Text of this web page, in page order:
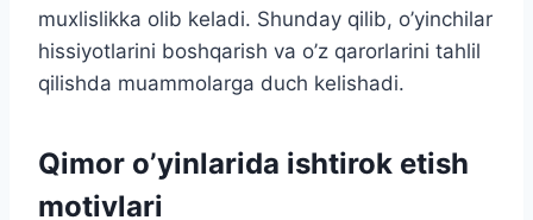
muxlislikka olib keladi. Shunday qilib, o’yinchilar
hissiyotlarini boshqarish va o’z qarorlarini tahlil
qilishda muammolarga duch kelishadi.
Qimor o’yinlarida ishtirok etish
motivlari